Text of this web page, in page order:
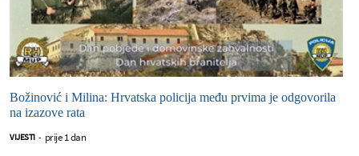
Božinović i Milina: Hrvatska policija među prvima je odgovorila
na izazove rata
VIJESTI - prije 1 dan